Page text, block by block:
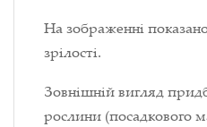
На зображенні
зрілості.
Зовнішній вигляд
рослини (посадкового